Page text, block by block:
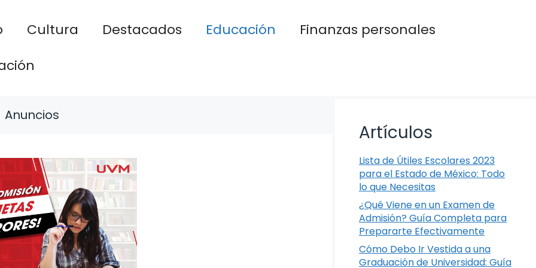
Cultura Destacados Educación
Finanzas personales
Anuncios
Artículos
Lista de Útiles Escolares 2023
para el Estado de México: Todo
lo que Necesitas
¿Qué Viene en un Examen de
Admisión? Guía Completa para
Prepararte Efectivamente
Cómo Debo Ir Vestida a una
Graduación de Universidad: Guía